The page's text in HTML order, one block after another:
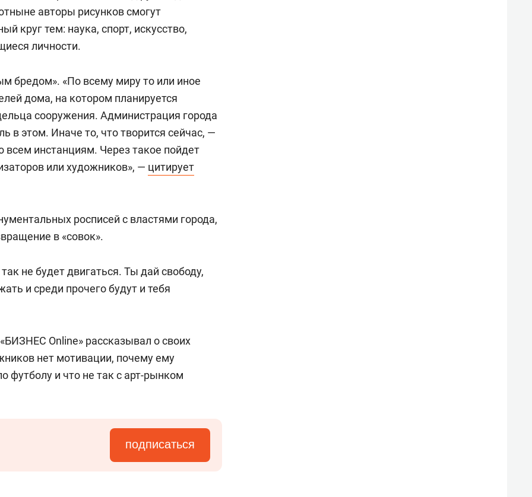
авторы рисунков смогут
круг тем: наука, спорт, искусство,
личности.
бредом». «По всему миру то или иное
дома, на котором планируется
сооружения. Администрация города
в этом. Иначе то, что творится сейчас, —
всем инстанциям. Через такое пойдет
или художников», — цитирует
росписей с властями города,
в «совок».
не будет двигаться. Ты дай свободу,
и среди прочего будут и тебя
Online» рассказывал о своих
нет мотивации, почему ему
футболу и что не так с арт-рынком
подписаться